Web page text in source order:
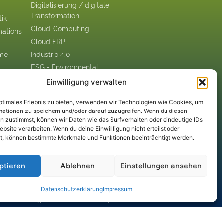
Einwilligung verwalten
Erlebnis zu bieten, verwenden wir Technologien wie Cookies, um
zu speichern und/oder darauf zuzugreifen. Wenn du diesen
zustimmst, können wir Daten wie das Surfverhalten oder eindeutige IDs
verarbeiten. Wenn du deine Einwillligung nicht erteilst oder
können bestimmte Merkmale und Funktionen beeinträchtigt werden.
Ablehnen Einstellungen ansehen
Datenschutz­erklärungImpressum
Digitalisierung / digitale
Transformation
Cloud-Computing
Cloud ERP
Industrie 4.0
ESG - Environmental,
Social & Governance
KI: Künstliche Intelligenz
RPA: Robotic Process
Automation
Big Data
Datenschutzgrund-
Verordnung